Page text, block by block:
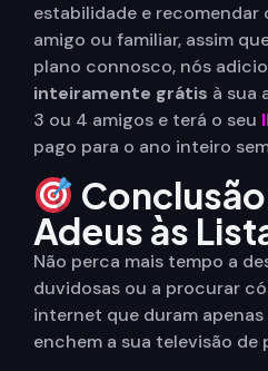
estabilidade e recomendar
amigo ou familiar, assim
plano connosco, nós
inteiramente grátis à sua
3 ou 4 amigos e terá o seu
pago para o ano inteiro
Adeus às
Não perca mais tempo a
duvidosas ou a procurar
internet que duram
enchem a sua televisão de